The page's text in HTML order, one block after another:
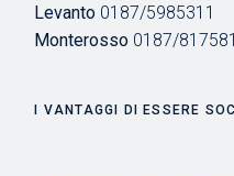
Levanto 0187/5985311
Monterosso 0187/817581
I VANTAGGI DI ESSERE